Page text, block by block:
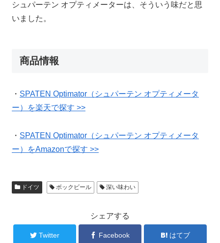
シュパーテン オプティメーターは、そういう味だと思
いました。
商品情報
・ SPATEN Optimator（シュパーテン オプティメータ
ー）を楽天で探す >>
・ SPATEN Optimator（シュパーテン オプティメータ
ー）をAmazonで探す >>
ドイツ ボックビール 深い味わい
シェアする
Twitter Facebook はてブ